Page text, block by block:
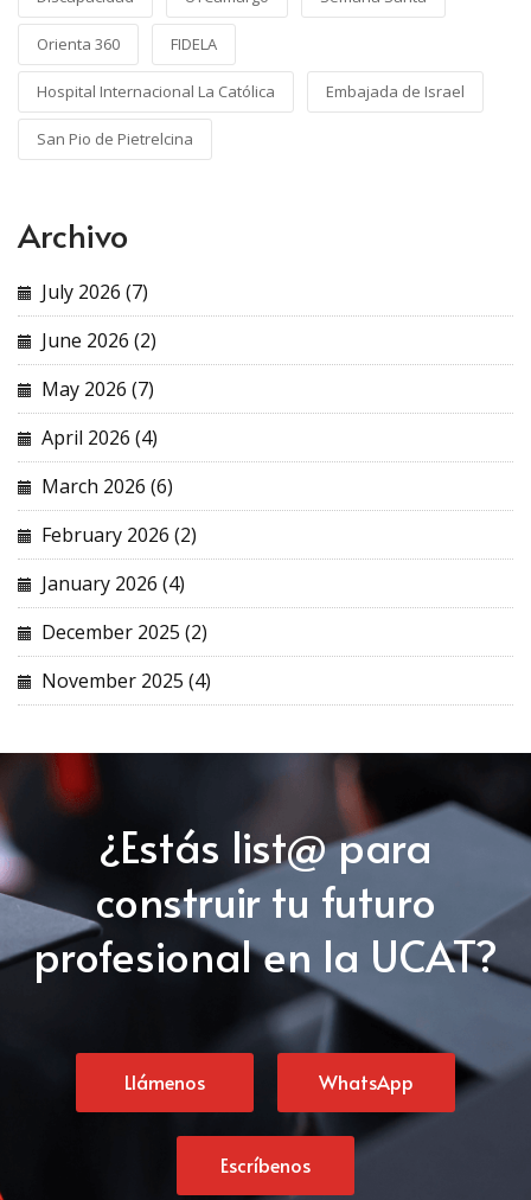
Orienta 360 FIDELA
Hospital Internacional La Católica Embajada de Israel
San Pio de Pietrelcina
Archivo
July 2026 (7)
June 2026 (2)
May 2026 (7)
April 2026 (4)
March 2026 (6)
February 2026 (2)
January 2026 (4)
December 2025 (2)
November 2025 (4)
¿Estás list@ para
construir tu futuro
profesional en la UCAT?
Llámenos WhatsApp
Escríbenos